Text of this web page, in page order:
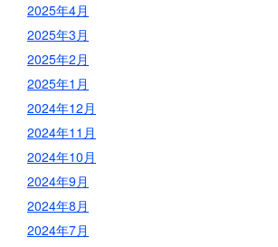
2025年4月
2025年3月
2025年2月
2025年1月
2024年12月
2024年11月
2024年10月
2024年9月
2024年8月
2024年7月